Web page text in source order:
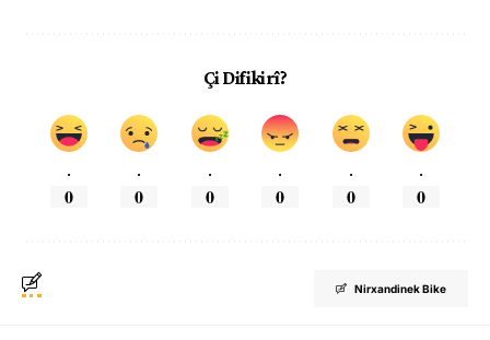
Çi Difikirî?
.
0
.
0
.
0
.
0
.
0
.
0
Nirxandinek Bike